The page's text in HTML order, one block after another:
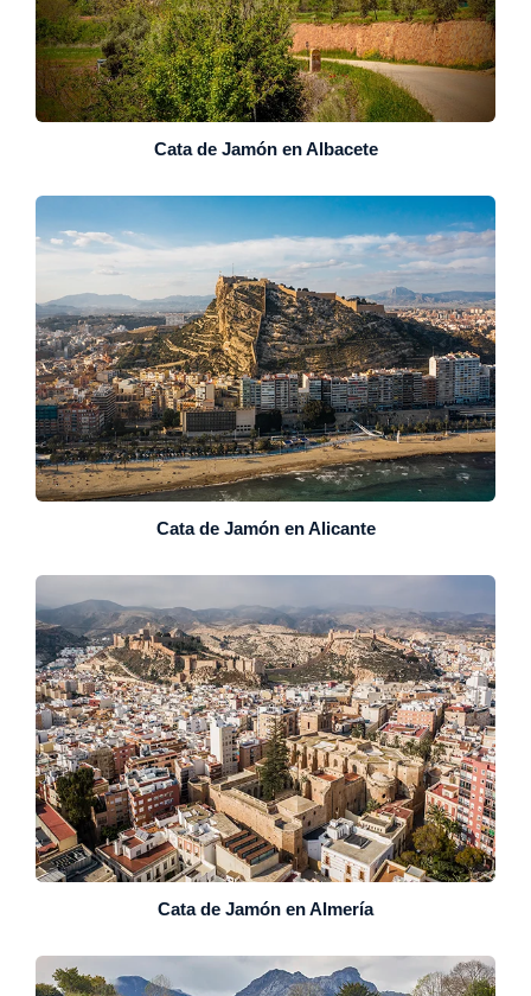
Cata de Jamón en Albacete
Cata de Jamón en Alicante
Cata de Jamón en Almería